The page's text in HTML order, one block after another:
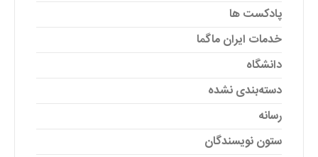
پادکست ها
خدمات ایران ماگما
دانشگاه
دسته‌بندی نشده
رسانه
ستون نویسندگان